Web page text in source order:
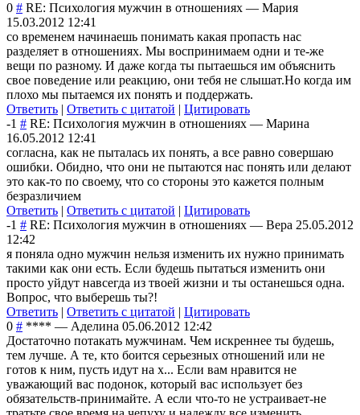
0 # RE: Психология мужчин в отношениях — Мария
15.03.2012 12:41
со временем начинаешь понимать какая пропасть нас
разделяет в отношениях. Мы воспринимаем одни и те-же
вещи по разному. И даже когда ты пытаешься им объяснить
свое поведение или реакцию, они тебя не слышат.Но когда им
плохо мы пытаемся их понять и поддержать.
Ответить | Ответить с цитатой | Цитировать
-1 # RE: Психология мужчин в отношениях — Марина
16.05.2012 12:41
согласна, как не пыталась их понять, а все равно совершаю
ошибки. Обидно, что они не пытаются нас понять или делают
это как-то по своему, что со стороны это кажется полным
безразличием
Ответить | Ответить с цитатой | Цитировать
-1 # RE: Психология мужчин в отношениях — Вера 25.05.2012
12:42
я поняла одно мужчин нельзя изменить их нужно принимать
такими как они есть. Если будешь пытаться изменить они
просто уйдут навсегда из твоей жизни и ты останешься одна.
Вопрос, что выберешь ты?!
Ответить | Ответить с цитатой | Цитировать
0 # **** — Аделина 05.06.2012 12:42
Достаточно потакать мужчинам. Чем искреннее ты будешь,
тем лучше. А те, кто боится серьезных отношений или не
готов к ним, пусть идут на х... Если вам нравится не
уважающий вас подонок, который вас использует без
обязательств-принимайте. А если что-то не устраивает-не